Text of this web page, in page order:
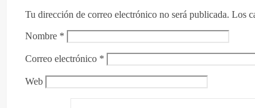
Tu dirección de correo electrónico no será publicada. Los
Nombre *
Correo electrónico *
Web